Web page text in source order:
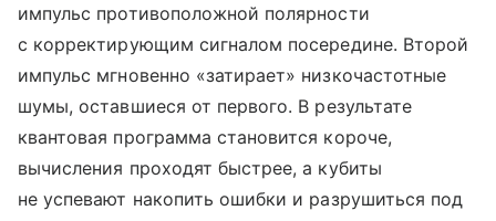
импульс противоположной полярности
с корректирующим сигналом посередине. Второй
импульс мгновенно «затирает» низкочастотные
шумы, оставшиеся от первого. В результате
квантовая программа становится короче,
вычисления проходят быстрее, а кубиты
не успевают накопить ошибки и разрушиться под